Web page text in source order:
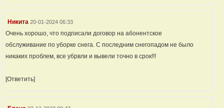
Никита 20-01-2024 06:33
Очень хорошо, что подписали договор на абонентское
обслуживание по уборке снега. С последним снегопадом не было
никаких проблем, все убрвли и вывели точно в срок!!!
[Ответить]